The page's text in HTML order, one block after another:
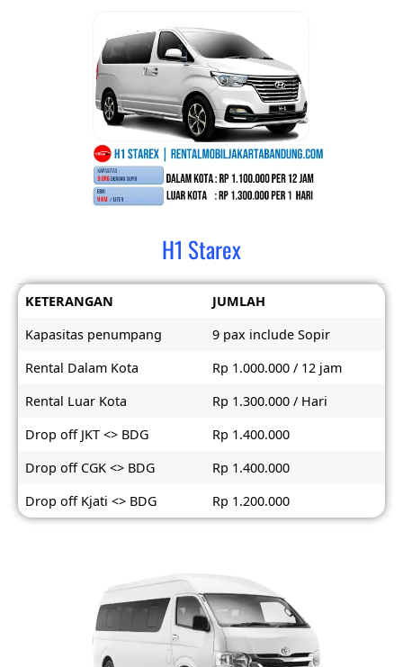
H1 Starex
KETERANGAN
JUMLAH
Kapasitas penumpang
9 pax include Sopir
Rental Dalam Kota
Rp 1.000.000 / 12 jam
Rental Luar Kota
Rp 1.300.000 / Hari
Drop off JKT <> BDG
Rp 1.400.000
Drop off CGK <> BDG
Rp 1.400.000
Drop off Kjati <> BDG
Rp 1.200.000